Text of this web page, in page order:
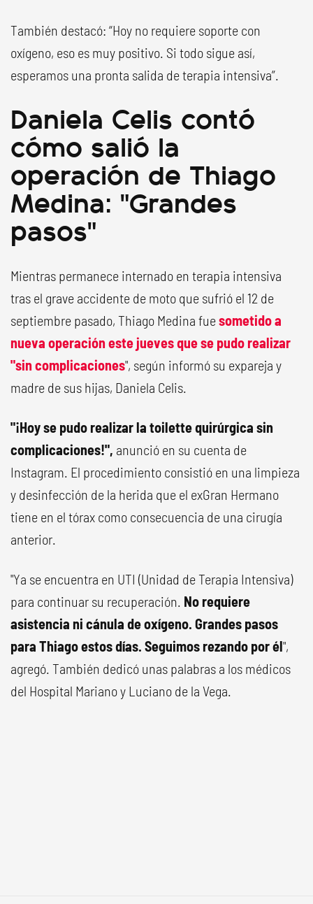
También destacó: “Hoy no requiere soporte con
oxígeno, eso es muy positivo. Si todo sigue así,
esperamos una pronta salida de terapia intensiva”.
Daniela Celis contó
cómo salió la
operación de Thiago
Medina: "Grandes
pasos"
Mientras permanece internado en terapia intensiva
tras el grave accidente de moto que sufrió el 12 de
septiembre pasado, Thiago Medina fuesometido a
nueva operación este jueves que se pudo realizar
"sin complicaciones", según informó su expareja y
madre de sus hijas, Daniela Celis.
"¡Hoy se pudo realizar la toilette quirúrgica sin
complicaciones!", anunció en su cuenta de
Instagram. El procedimiento consistió en una limpieza
y desinfección de la herida que el exGran Hermano
tiene en el tórax como consecuencia de una cirugía
anterior.
"Ya se encuentra en UTI (Unidad de Terapia Intensiva)
para continuar su recuperación. No requiere
asistencia ni cánula de oxígeno. Grandes pasos
para Thiago estos días. Seguimos rezando por él",
agregó. También dedicó unas palabras a los médicos
del Hospital Mariano y Luciano de la Vega.